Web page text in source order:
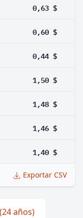
0,63 $
0,60 $
0,44 $
1,50 $
1,48 $
1,46 $
1,40 $
Exportar CSV
años)